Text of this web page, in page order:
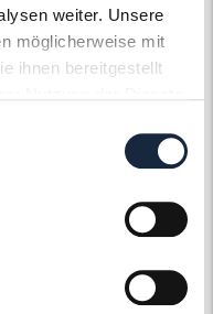
weiter. Unsere
möglicherweise mit
ihnen bereitgestellt
59
57324